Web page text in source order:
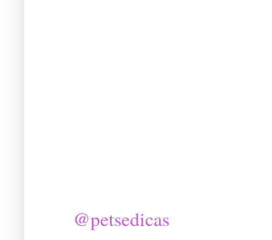
@petsedicas